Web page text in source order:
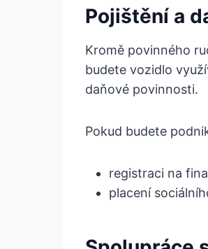
Pojištění a
Kromě povinného
budete vozidlo
daňové povinnosti.
Pokud budete
registraci na
placení